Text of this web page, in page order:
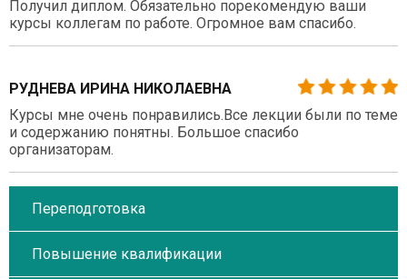
Получил диплом. Обязательно порекомендую ваши
курсы коллегам по работе. Огромное вам спасибо.
РУДНЕВА ИРИНА НИКОЛАЕВНА
Курсы мне очень понравились.Все лекции были по теме
и содержанию понятны. Большое спасибо
организаторам.
Переподготовка
Повышение квалификации